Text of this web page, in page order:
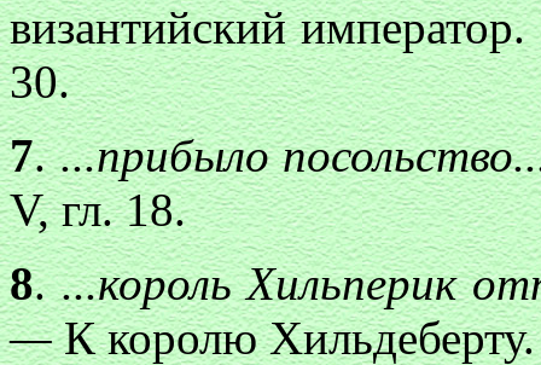
византийский
30.
7....прибыло
V, гл. 18.
8....король Хильперик
—К королю Хильдеберту.